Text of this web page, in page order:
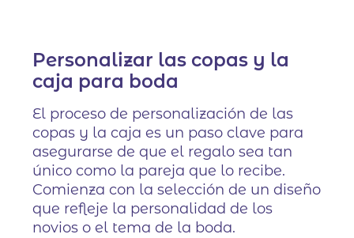
Personalizar las copas y la
caja para boda
El proceso de personalización de las
copas y la caja es un paso clave para
asegurarse de que el regalo sea tan
único como la pareja que lo recibe.
Comienza con la selección de un diseño
que refleje la personalidad de los
novios o el tema de la boda.